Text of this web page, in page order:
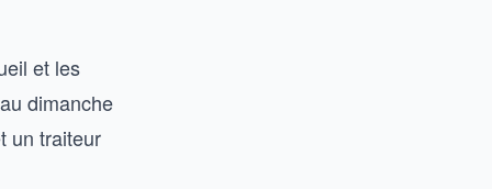
et les
dimanche
un traiteur